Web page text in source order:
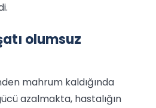
olumsuz
mahrum kaldığında
azalmakta, hastalığın